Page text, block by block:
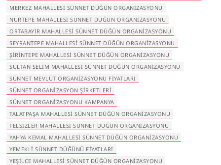
MERKEZ MAHALLESI SÜNNET DÜĞÜN ORGANIZASYONU
NURTEPE MAHALLESI SÜNNET DÜĞÜN ORGANIZASYONU
ORTABAYIR MAHALLESI SÜNNET DÜĞÜN ORGANIZASYONU
SEYRANTEPE MAHALLESI SÜNNET DÜĞÜN ORGANIZASYONU
ŞIRINTEPE MAHALLESI SÜNNET DÜĞÜN ORGANIZASYONU
SULTAN SELIM MAHALLESI SÜNNET DÜĞÜN ORGANIZASYONU
SÜNNET MEVLÜT ORGANIZASYONU FIYATLARI
SÜNNET ORGANIZASYON ŞIRKETLERI
SÜNNET ORGANIZASYONU KAMPANYA
TALATPAŞA MAHALLESI SÜNNET DÜĞÜN ORGANIZASYONU
TELSIZLER MAHALLESI SÜNNET DÜĞÜN ORGANIZASYONU
YAHYA KEMAL MAHALLESI SÜNNET DÜĞÜN ORGANIZASYONU
YEMEKLI SÜNNET DÜĞÜNÜ FIYATLARI
YEŞILCE MAHALLESI SÜNNET DÜĞÜN ORGANIZASYONU